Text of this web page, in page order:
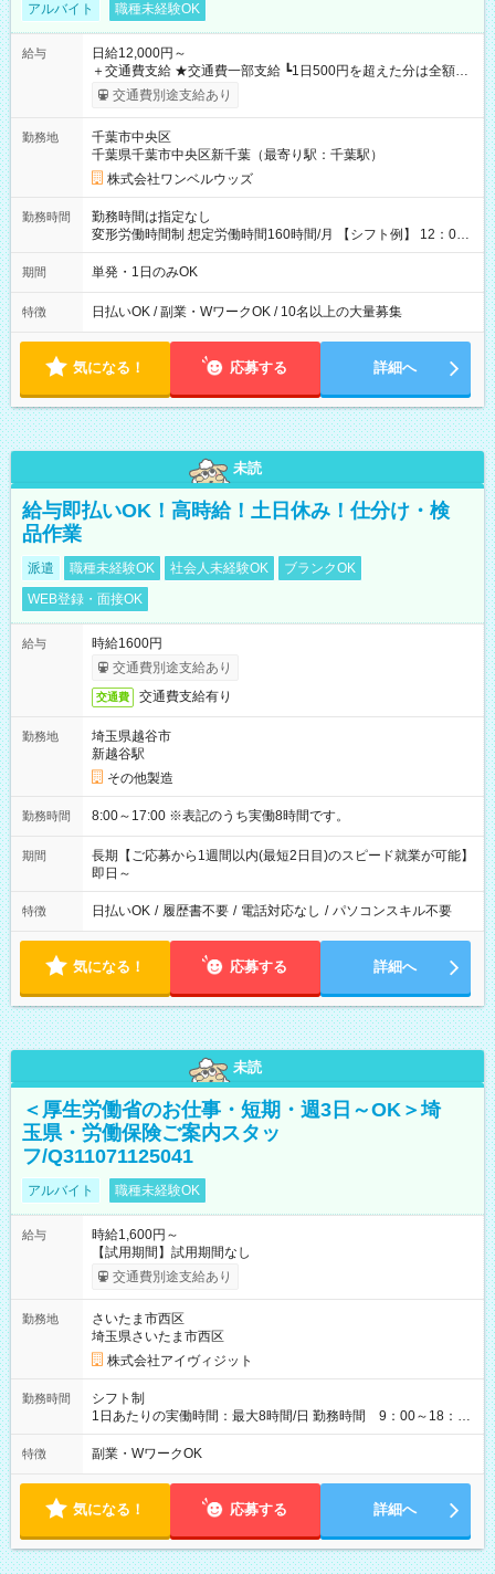
アルバイト 職種未経験OK
給与
日給12,000円～
＋交通費支給 ★交通費一部支給 ┗1日500円を超えた分は全額支
給！ ※往復500円以内の方は自己負担となります ★日払いOK！
（規定あり） ┗働いたその日に現金GET♪ お仕事後はコンビニ
なし
交通費別途支給あり
勤務地
千葉市中央区
千葉県千葉市中央区新千葉（最寄り駅：千葉駅）
株式会社ワンベルウッズ
勤務時間
勤務時間は指定なし
変形労働時間制 想定労働時間160時間/月 【シフト例】 12：00
～22：00
期間 単発・1日のみOK
特徴 日払いOK / 副業・WワークOK / 10名以上の大量募集
気になる！ 応募する 詳細へ
未読
給与即払いOK！高時給！土日休み！仕分け・検
品作業
派遣 職種未経験OK 社会人未経験OK
ブランクOK
WEB登録・面接OK
給与
時給1600円
交通費別途支給あり
交通費 交通費支給有り
勤務地
埼玉県越谷市
新越谷駅
その他製造
勤務時間 8:00～17:00 ※表記のうち実働8時間です。
期間
長期【ご応募から1週間以内(最短2日目)のスピード就業が可能】
即日～
特徴 日払いOK / 履歴書不要 / 電話対応なし / パソコンスキル不要
気になる！ 応募する 詳細へ
未読
＜厚生労働省のお仕事・短期・週3日～OK＞埼
玉県・労働保険ご案内スタッ
フ/Q311071125041
アルバイト 職種未経験OK
給与
時給1,600円～
【試用期間】試用期間なし
交通費別途支給あり
勤務地
さいたま市西区
埼玉県さいたま市西区
株式会社アイヴィジット
勤務時間
シフト制
1日あたりの実働時間：最大8時間/日 勤務時間 9：00～18：
00(実働8h、休憩1h) 土日祝含む週3日～OK、シフト制 ※もちろ
ん週5日勤務もOK♪ 勤務期間：2026年8月12日～9月9日※リスト
特徴 副業・WワークOK
気になる！ 応募する 詳細へ